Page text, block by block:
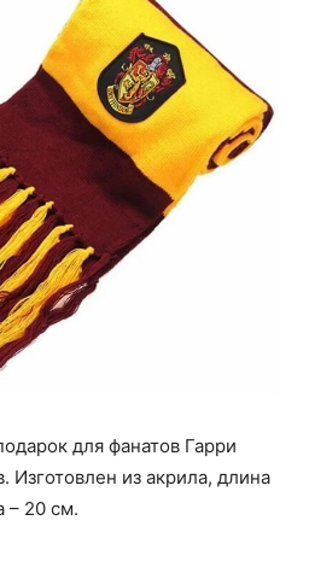
для фанатов Гарри
Изготовлен из акрила, длина
– 20 см.